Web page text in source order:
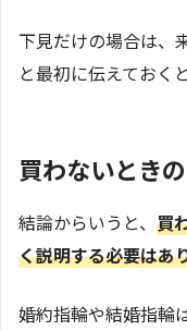
下見だけの場合は、
と最初に伝えておく
買わないとき
結論からいうと、 買
く説明する必要はあ
婚約指輪や結婚指輪